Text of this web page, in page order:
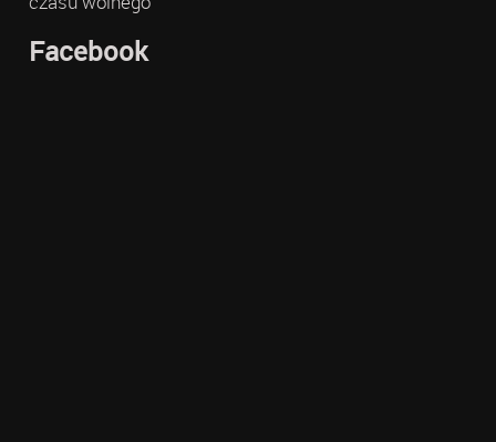
Facebook